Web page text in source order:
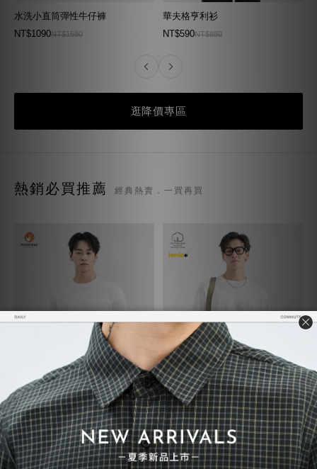
水洗小直筒彈性牛仔褲
NT$1090NT$1580
華夫格亨利衫
NT$590NT$880
逛降價專區
熱銷必買推薦 經典熱賣．一買再買
質感TEE 7.0
NT$730NT$780
超級重磅TEE
NT$748NT$850